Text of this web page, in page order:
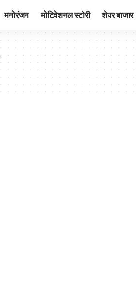
मनोरंजन मोटिवेशनल स्टोरी शेयर बाजार